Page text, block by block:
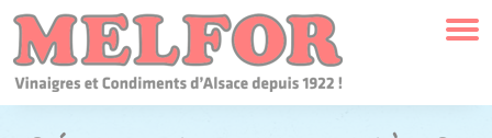
QUISOMMES-NOUS ?
NOTRE HISTOIRE
Panneau de gestion des cookies